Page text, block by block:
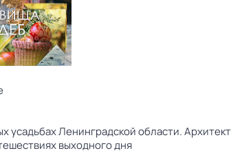
усадьбах Ленинградской области.
выходного дня